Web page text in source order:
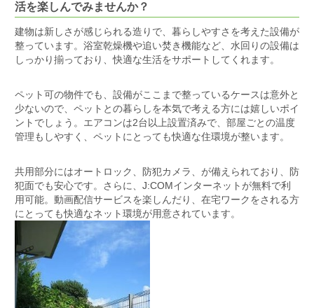
活を楽しんでみませんか？
建物は新しさが感じられる造りで、暮らしやすさを考えた設備が
整っています。浴室乾燥機や追い焚き機能など、水回りの設備は
しっかり揃っており、快適な生活をサポートしてくれます。
ペット可の物件でも、設備がここまで整っているケースは意外と
少ないので、ペットとの暮らしを本気で考える方には嬉しいポイ
ントでしょう。エアコンは2台以上設置済みで、部屋ごとの温度
管理もしやすく、ペットにとっても快適な住環境が整います。
共用部分にはオートロック、防犯カメラ、が備えられており、防
犯面でも安心です。さらに、J:COMインターネットが無料で利
用可能。動画配信サービスを楽しんだり、在宅ワークをされる方
にとっても快適なネット環境が用意されています。